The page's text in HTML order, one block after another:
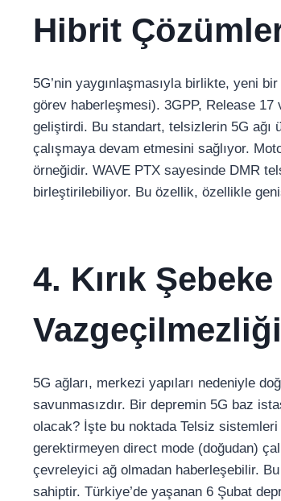
Hibrit
5G’nin yaygınlaşmasıyla birlikte, yeni
görev haberleşmesi). 3GPP, Release 17
geliştirdi. Bu standart, telsizlerin 5G ağı
çalışmaya devam etmesini sağlıyor.
örneğidir. WAVE PTX sayesinde DMR
birleştirilebiliyor. Bu özellik, özellikle
4. Kırık
Vazgeçilmezliği
5G ağları, merkezi yapıları nedeniyle
savunmasızdır. Bir depremin 5G baz
olacak? İşte bu noktada Telsiz
gerektirmeyen direct mode (doğudan)
çevreleyici ağ olmadan haberleşebilir.
sahiptir. Türkiye’de yaşanan 6 Şubat